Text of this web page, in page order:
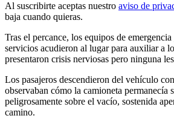
Al suscribirte aceptas nuestro aviso de
baja cuando quieras.
Tras el percance, los equipos de
servicios acudieron al lugar para auxiliar a
presentaron crisis nerviosas pero ninguna
Los pasajeros descendieron del vehículo
observaban cómo la camioneta permanecía
peligrosamente sobre el vacío, sostenida
camino.